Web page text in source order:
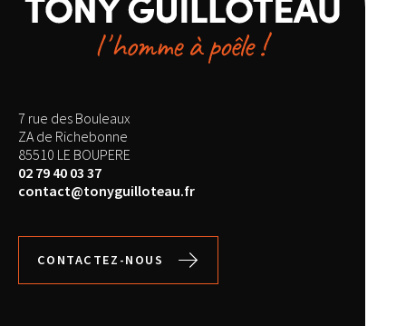
7 rue des Bouleaux
ZA de Richebonne
85510 LE BOUPERE
02 79 40 03 37
contact@tonyguilloteau.fr
CONTACTEZ-NOUS